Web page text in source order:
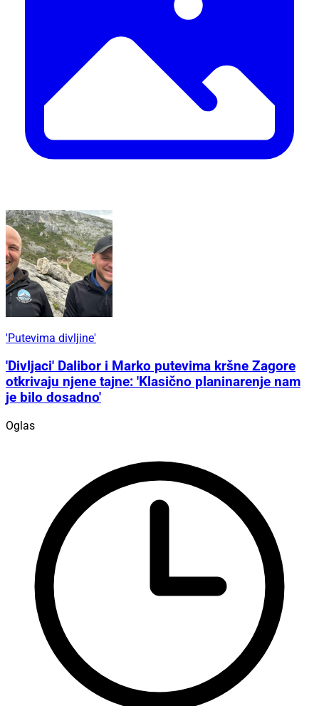
'Putevima divljine'
'Divljaci' Dalibor i Marko putevima kršne Zagore
otkrivaju njene tajne: 'Klasično planinarenje nam
je bilo dosadno'
Oglas